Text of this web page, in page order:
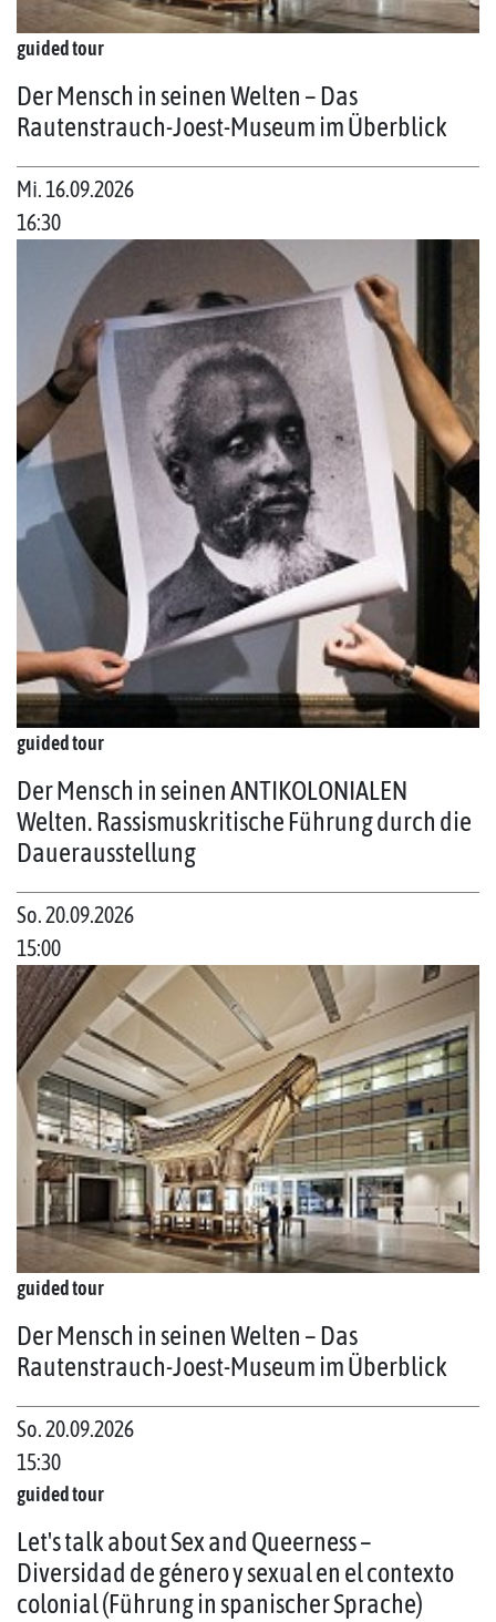
guided tour
Der Mensch in seinen Welten – Das
Rautenstrauch-Joest-Museum im Überblick
Mi. 16.09.2026
16:30
guided tour
Der Mensch in seinen ANTIKOLONIALEN
Welten. Rassismuskritische Führung durch die
Dauerausstellung
So. 20.09.2026
15:00
guided tour
Der Mensch in seinen Welten – Das
Rautenstrauch-Joest-Museum im Überblick
So. 20.09.2026
15:30
guided tour
Let's talk about Sex and Queerness –
Diversidad de género y sexual en el contexto
colonial (Führung in spanischer Sprache)